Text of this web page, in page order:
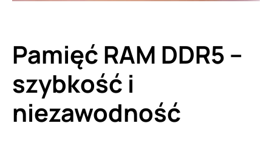
Pamięć RAM DDR5 –
szybkość i
niezawodność